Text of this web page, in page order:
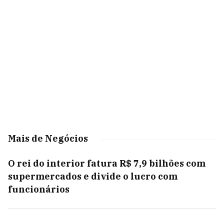
Mais de Negócios
O rei do interior fatura R$ 7,9 bilhões com
supermercados e divide o lucro com
funcionários